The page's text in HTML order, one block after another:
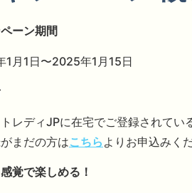
ーン期間
1月1日〜2025年1月15日
レディJPに在宅でご登録されてい
まだの方はこちら よりお申込みく
覚で楽しめる！